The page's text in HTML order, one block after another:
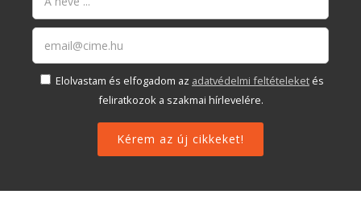
Elolvastam és elfogadom az adatvédelmi feltételeket és
feliratkozok a szakmai hírlevelére.